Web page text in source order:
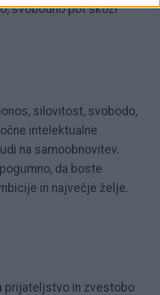
svobodno pot skozi
silovitost, svobodo,
intelektualne
na samoobnovitev.
da boste
in največje želje.
prijateljstvo in zvestobo